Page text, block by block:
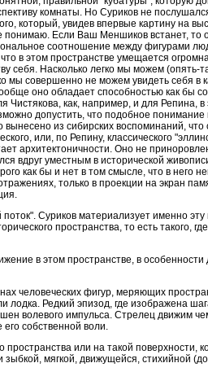
комнаты. Но Суриков не
который, увидев впервые картину на
понимаю. Если Ваш Меншиков встанет, то
соотношение между фигурами
в этом пространстве умещается
себя. Насколько легко мы можем (опять-
мы совершенно не можем увидеть себя в
оно обладает способностью как бы
Чистякова, как, например, и для Репина, в
допустить, что подобное понимание
вынесено из сибирских воспоминаний,
или, по Репину, классического
архитектоничности. Оно не
вдруг уместным в исторической
как бы и нет в том смысле, что в него
только в проекции на экран
Суриков материализует именно
пространства, то есть такого,
в этом пространстве, в особенности
человеческих фигур, меряющих
лодка. Редкий эпизод, где изображена
волевого импульса. Стрелец движим
собственной воли.
пространства или на такой поверхности,
мягкой, движущейся, стихийной